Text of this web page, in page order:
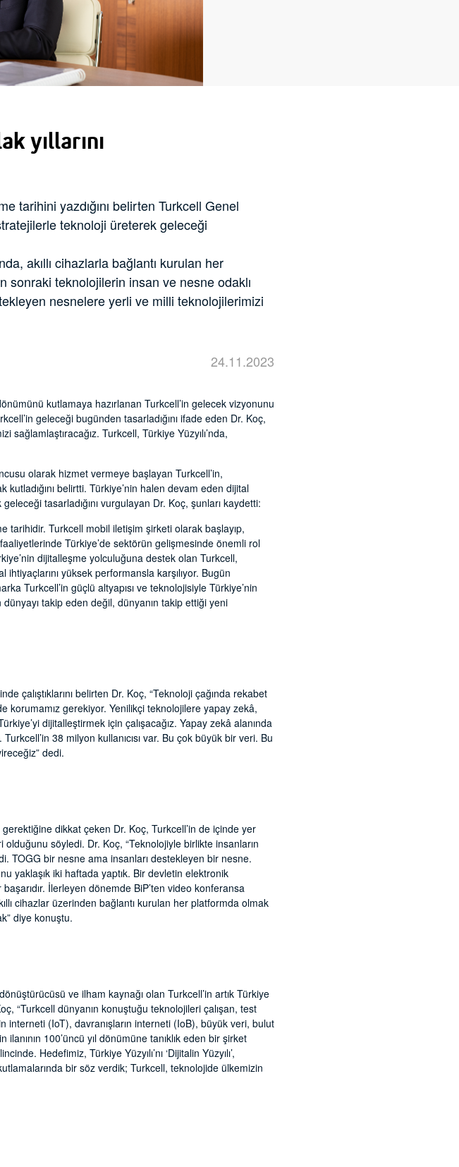
yıllarını
tarihini yazdığını belirten Turkcell Genel
teknoloji üreterek geleceği
akıllı cihazlarla bağlantı kurulan her
sonraki teknolojilerin insan ve nesne odaklı
nesnelere yerli ve milli teknolojilerimizi
24.11.2023
kutlamaya hazırlanan Turkcell’in gelecek vizyonunu
geleceği bugünden tasarladığını ifade eden Dr. Koç,
sağlamlaştıracağız. Turkcell, Türkiye Yüzyılı’nda,
olarak hizmet vermeye başlayan Turkcell’in,
kutladığını belirtti. Türkiye’nin halen devam eden dijital
tasarladığını vurgulayan Dr. Koç, şunları kaydetti:
tarihidir. Turkcell mobil iletişim şirketi olarak başlayıp,
Türkiye’de sektörün gelişmesinde önemli rol
dijitalleşme yolculuğuna destek olan Turkcell,
ihtiyaçlarını yüksek performansla karşılıyor. Bugün
Turkcell’in güçlü altyapısı ve teknolojisiyle Türkiye’nin
takip eden değil, dünyanın takip ettiği yeni
çalıştıklarını belirten Dr. Koç, “Teknoloji çağında rekabet
korumamız gerekiyor. Yenilikçi teknolojilere yapay zekâ,
dijitalleştirmek için çalışacağız. Yapay zekâ alanında
38 milyon kullanıcısı var. Bu çok büyük bir veri. Bu
dedi.
dikkat çeken Dr. Koç, Turkcell’in de içinde yer
olduğunu söyledi. Dr. Koç, “Teknolojiyle birlikte insanların
TOGG bir nesne ama insanları destekleyen bir nesne.
yaklaşık iki haftada yaptık. Bir devletin elektronik
İlerleyen dönemde BiP’ten video konferansa
cihazlar üzerinden bağlantı kurulan her platformda olmak
diye konuştu.
ve ilham kaynağı olan Turkcell’in artık Türkiye
“Turkcell dünyanın konuştuğu teknolojileri çalışan, test
(IoT), davranışların interneti (IoB), büyük veri, bulut
100’üncü yıl dönümüne tanıklık eden bir şirket
Hedefimiz, Türkiye Yüzyılı’nı ‘Dijitalin Yüzyılı’,
bir söz verdik; Turkcell, teknolojide ülkemizin